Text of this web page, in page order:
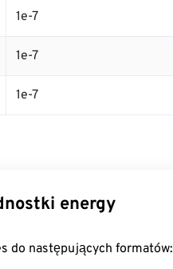
1e-7
1e-7
1e-7
energy
do następujących formatów: